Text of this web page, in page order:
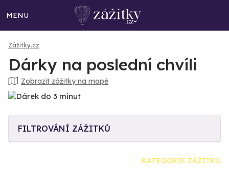
MENU
Zážitky.cz
Dárky na poslední chvíli
Zobrazit zážitky na mapě
FILTROVÁNÍ ZÁŽITKŮ
KATEGORIE ZÁŽITKŮ